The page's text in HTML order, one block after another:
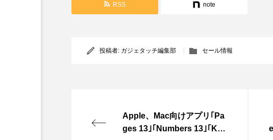
RSS note
投稿者: ガジェタッチ編集部 セール情報
Apple、Mac向けアプリ｢Pa
ges 13｣｢Numbers 13｣｢Key